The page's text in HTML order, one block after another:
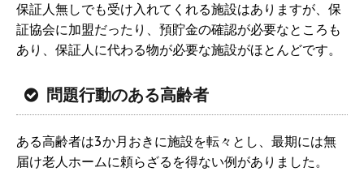
保証人無しでも受け入れてくれる施設はありますが、保
証協会に加盟だったり、預貯金の確認が必要なところも
あり、保証人に代わる物が必要な施設がほとんどです。
問題行動のある高齢者
ある高齢者は3か月おきに施設を転々とし、最期には無
届け老人ホームに頼らざるを得ない例がありました。